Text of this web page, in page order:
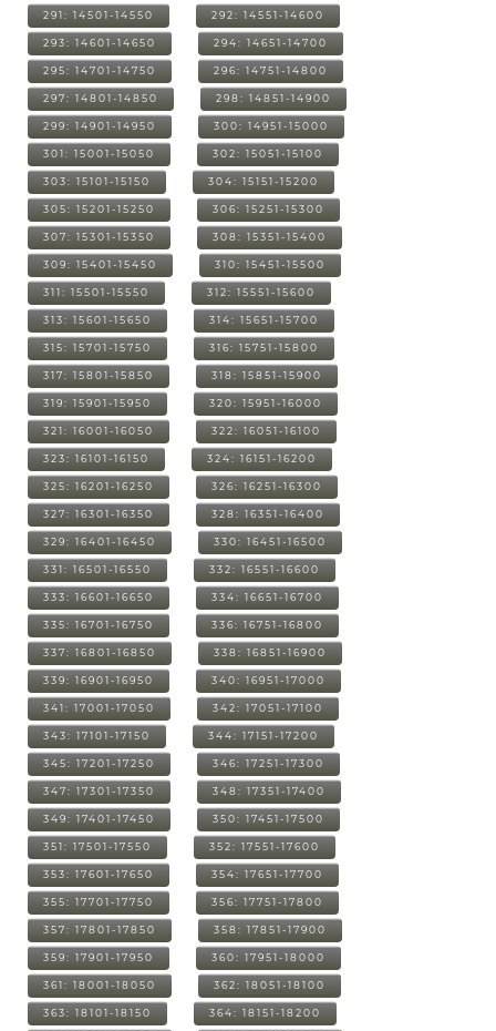
291: 14501-14550 292: 14551-14600
293: 14601-14650 294: 14651-14700
295: 14701-14750 296: 14751-14800
297: 14801-14850 298: 14851-14900
299: 14901-14950 300: 14951-15000
301: 15001-15050 302: 15051-15100
303: 15101-15150 304: 15151-15200
305: 15201-15250 306: 15251-15300
307: 15301-15350 308: 15351-15400
309: 15401-15450 310: 15451-15500
311: 15501-15550 312: 15551-15600
313: 15601-15650 314: 15651-15700
315: 15701-15750 316: 15751-15800
317: 15801-15850 318: 15851-15900
319: 15901-15950 320: 15951-16000
321: 16001-16050 322: 16051-16100
323: 16101-16150 324: 16151-16200
325: 16201-16250 326: 16251-16300
327: 16301-16350 328: 16351-16400
329: 16401-16450 330: 16451-16500
331: 16501-16550 332: 16551-16600
333: 16601-16650 334: 16651-16700
335: 16701-16750 336: 16751-16800
337: 16801-16850 338: 16851-16900
339: 16901-16950 340: 16951-17000
341: 17001-17050 342: 17051-17100
343: 17101-17150 344: 17151-17200
345: 17201-17250 346: 17251-17300
347: 17301-17350 348: 17351-17400
349: 17401-17450 350: 17451-17500
351: 17501-17550 352: 17551-17600
353: 17601-17650 354: 17651-17700
355: 17701-17750 356: 17751-17800
357: 17801-17850 358: 17851-17900
359: 17901-17950 360: 17951-18000
361: 18001-18050 362: 18051-18100
363: 18101-18150 364: 18151-18200